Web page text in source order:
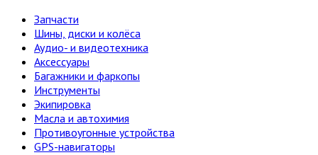
Запчасти
Шины, диски и колёса
Аудио- и видеотехника
Аксессуары
Багажники и фаркопы
Инструменты
Экипировка
Масла и автохимия
Противоугонные устройства
GPS-навигаторы